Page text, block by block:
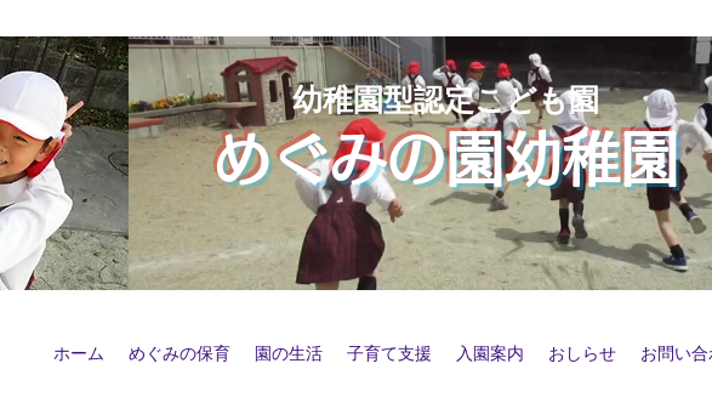
幼稚園型認定こども園
めぐみの園幼稚園
ホーム めぐみの保育 園の生活 子育て支援 入園案内 おしらせ お問い